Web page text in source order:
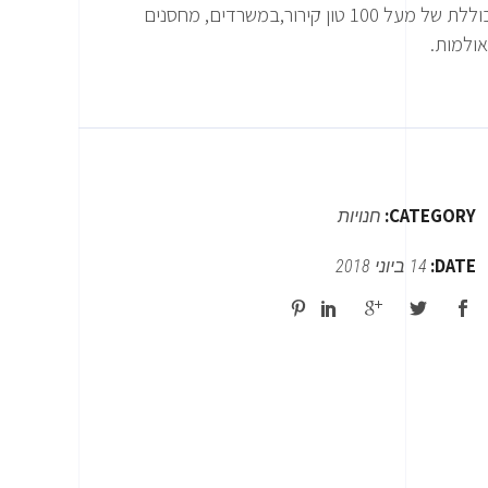
כוללת של מעל 100 טון קירור,במשרדים, מחסנים
CATEGORY: חנויות
DATE: 14 ביוני 2018